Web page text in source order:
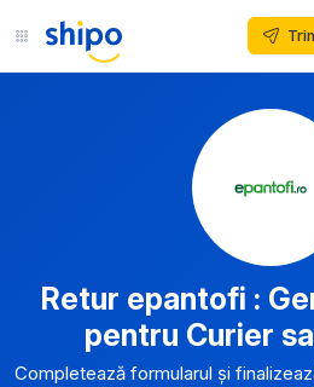
Retur epantofi :
pentru Curier
Completează formularul și